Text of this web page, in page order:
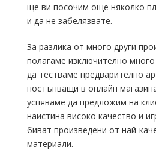
ще ви посочим още няколко
и да не забелязвате.
За разлика от много други
полагаме изключително
да тестваме предварително
постъпващи в онлайн
успяваме да предложим на
наистина високо качество и
биват произведени от най-
материали.